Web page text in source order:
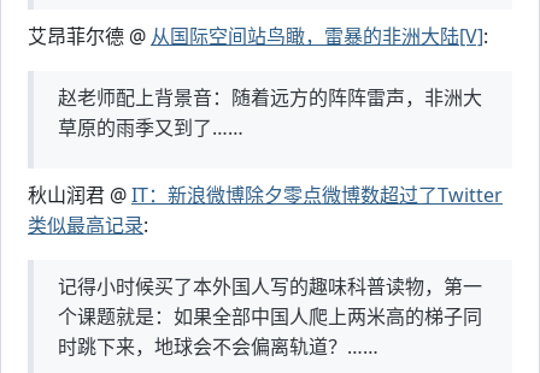
艾昂菲尔德 @ 从国际空间站鸟瞰，雷暴的非洲大陆[V]:
赵老师配上背景音：随着远方的阵阵雷声，非洲大
草原的雨季又到了……
秋山润君 @IT：新浪微博除夕零点微博数超过了Twitter
类似最高记录:
记得小时候买了本外国人写的趣味科普读物，第一
个课题就是：如果全部中国人爬上两米高的梯子同
时跳下来，地球会不会偏离轨道？……